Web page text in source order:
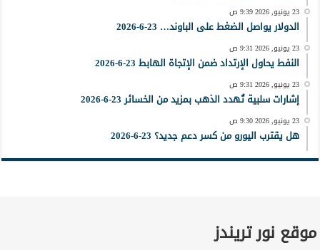
23 يونيو, 2026 9:39 ص
الدولار يواصل الضغط على الباوند… 23-6-2026
23 يونيو, 2026 9:31 ص
النفط يحاول الإرتداد ضمن الإتجاة الهابط 23-6-2026
23 يونيو, 2026 9:31 ص
إشارات سلبية تُهدد الذهب بمزيد من الخسائر 23-6-2026
23 يونيو, 2026 9:30 ص
هل يقترب اليورو من كسر دعم جديد؟ 23-6-2026
موقع نور تريندز